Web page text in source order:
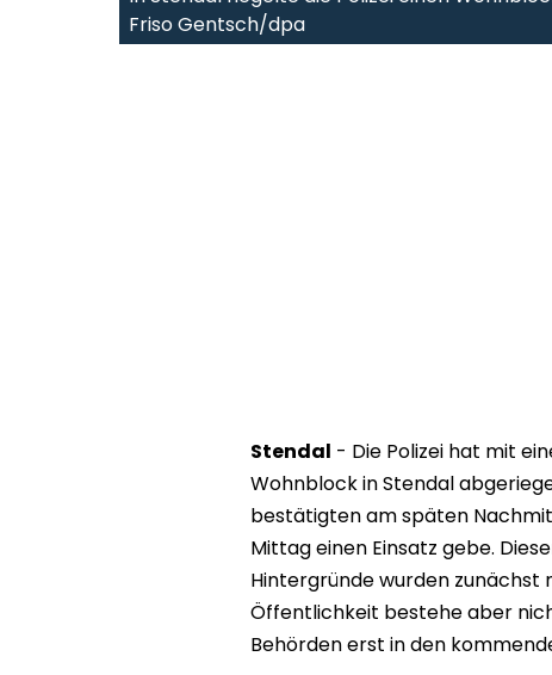
Friso Gentsch/dpa
Stendal - Die Polizei hat mit
Wohnblock in Stendal
bestätigten am späten
Mittag einen Einsatz gebe.
Hintergründe wurden zunächst
Öffentlichkeit bestehe aber
Behörden erst in den